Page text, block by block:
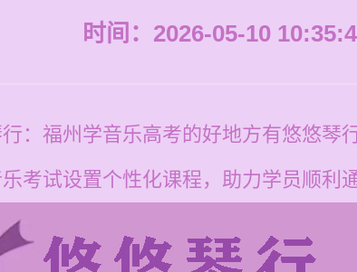
时间：2026-05-10
：福州学音乐高考的好地方有悠悠琴
考试设置个性化课程，助力学员顺利通